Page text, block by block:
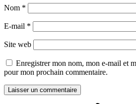
Nom *
E-mail *
Site web
Enregistrer mon nom, mon e-mail et
pour mon prochain commentaire.